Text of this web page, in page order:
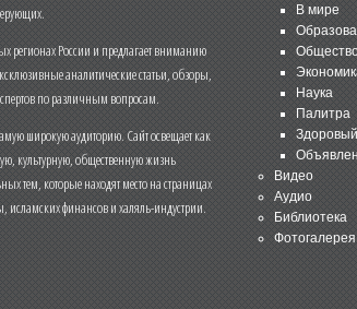
регионах России и предлагает вниманию
аналитические статьи, обзоры,
по различным вопросам.
широкую аудиторию. Сайт освещает как
культурную, общественную жизнь
тем, которые находят место на страницах
исламских финансов и халяль-индустрии.
В мире
Наука
Палитра
Видео
Аудио
Библиотека
Фотогалерея